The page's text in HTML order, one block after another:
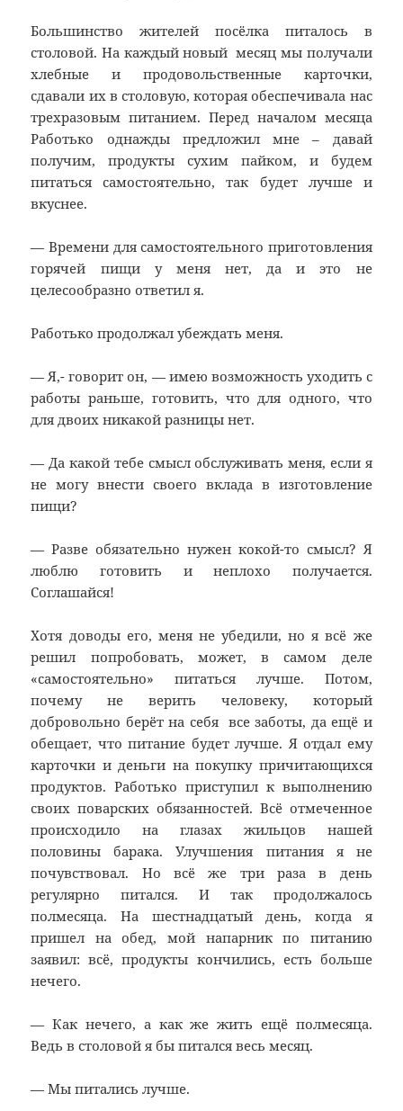
Большинство жителей посёлка питалось в
столовой. На каждый новый месяц мы получали
хлебные и продовольственные карточки,
сдавали их в столовую, которая обеспечивала нас
трехразовым питанием. Перед началом месяца
Работько однажды предложил мне – давай
получим, продукты сухим пайком, и будем
питаться самостоятельно, так будет лучше и
вкуснее.
— Времени для самостоятельного приготовления
горячей пищи у меня нет, да и это не
целесообразно ответил я.
Работько продолжал убеждать меня.
— Я,- говорит он, — имею возможность уходить с
работы раньше, готовить, что для одного, что
для двоих никакой разницы нет.
— Да какой тебе смысл обслуживать меня, если я
не могу внести своего вклада в изготовление
пищи?
— Разве обязательно нужен кокой-то смысл? Я
люблю готовить и неплохо получается.
Соглашайся!
Хотя доводы его, меня не убедили, но я всё же
решил попробовать, может, в самом деле
«самостоятельно» питаться лучше. Потом,
почему не верить человеку, который
добровольно берёт на себя все заботы, да ещё и
обещает, что питание будет лучше. Я отдал ему
карточки и деньги на покупку причитающихся
продуктов. Работько приступил к выполнению
своих поварских обязанностей. Всё отмеченное
происходило на глазах жильцов нашей
половины барака. Улучшения питания я не
почувствовал. Но всё же три раза в день
регулярно питался. И так продолжалось
полмесяца. На шестнадцатый день, когда я
пришел на обед, мой напарник по питанию
заявил: всё, продукты кончились, есть больше
нечего.
— Как нечего, а как же жить ещё полмесяца.
Ведь в столовой я бы питался весь месяц.
— Мы питались лучше.